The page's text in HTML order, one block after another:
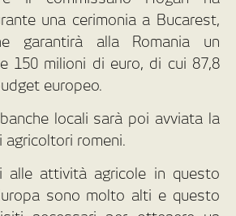
una cerimonia a Bucarest,
garantirà alla Romania un
150 milioni di euro, di cui 87,8
europeo.
locali sarà poi avviata la
agricoltori romeni.
alle attività agricole in questo
sono molto alti e questo